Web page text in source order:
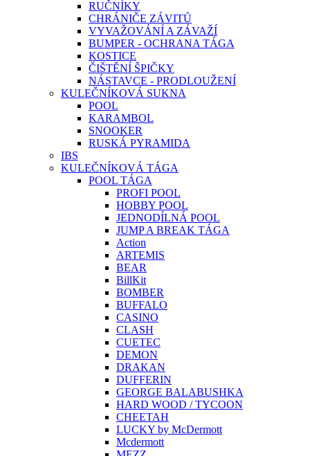
RUČNÍKY
CHRÁNIČE ZÁVITŮ
VYVAŽOVÁNÍ A ZÁVAŽÍ
BUMPER - OCHRANA TÁGA
KOSTICE
ČIŠTĚNÍ ŠPIČKY
NÁSTAVCE - PRODLOUŽENÍ
KULEČNÍKOVÁ SUKNA
POOL
KARAMBOL
SNOOKER
RUSKÁ PYRAMIDA
IBS
KULEČNÍKOVÁ TÁGA
POOL TÁGA
PROFI POOL
HOBBY POOL
JEDNODÍLNÁ POOL
JUMP A BREAK TÁGA
Action
ARTEMIS
BEAR
BillKit
BOMBER
BUFFALO
CASINO
CLASH
CUETEC
DEMON
DRAKAN
DUFFERIN
GEORGE BALABUSHKA
HARD WOOD / TYCOON
CHEETAH
LUCKY by McDermott
Mcdermott